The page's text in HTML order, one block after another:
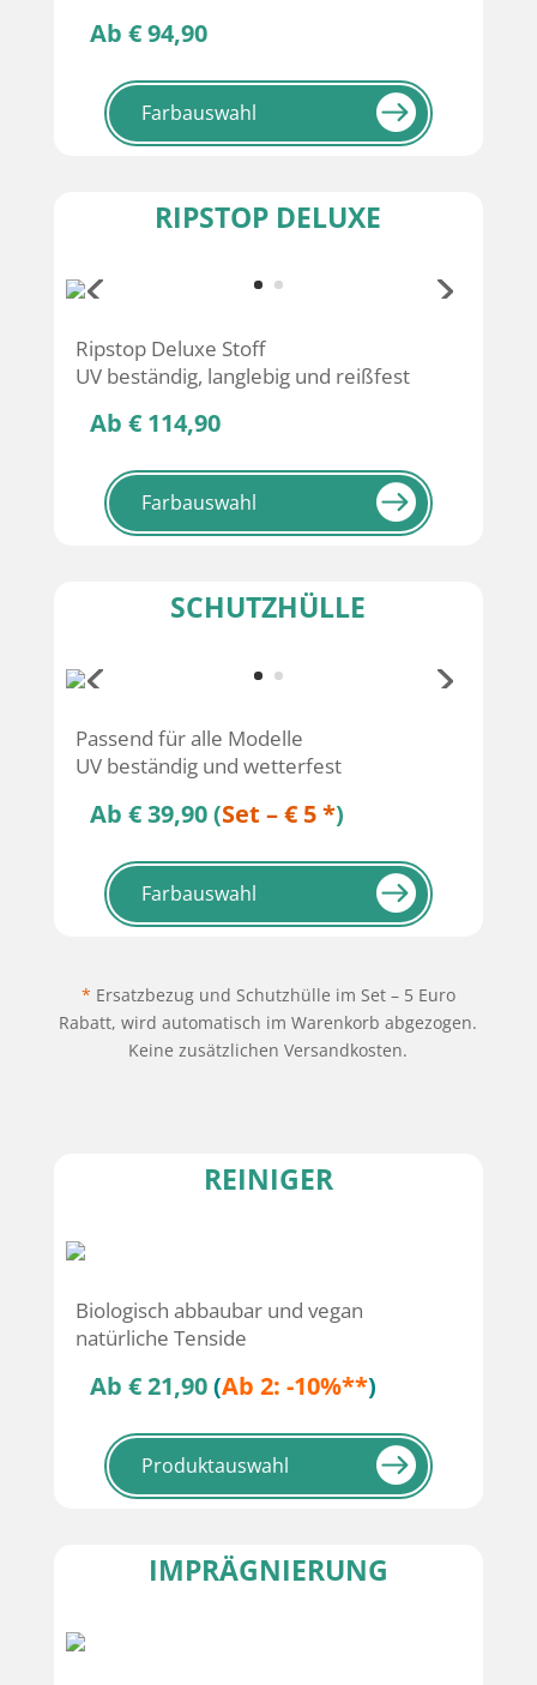
Ab € 94,90
Farbauswahl
RIPSTOP DELUXE
Ripstop Deluxe Stoff
UV beständig, langlebig und reißfest
Ab € 114,90
Farbauswahl
SCHUTZHÜLLE
Passend für alle Modelle
UV beständig und wetterfest
Ab € 39,90 (Set – € 5 *)
Farbauswahl
* Ersatzbezug und Schutzhülle im Set – 5 Euro
Rabatt, wird automatisch im Warenkorb abgezogen.
Keine zusätzlichen Versandkosten.
REINIGER
Biologisch abbaubar und vegan
natürliche Tenside
Ab € 21,90(Ab 2: -10%**)
Produktauswahl
IMPRÄGNIERUNG